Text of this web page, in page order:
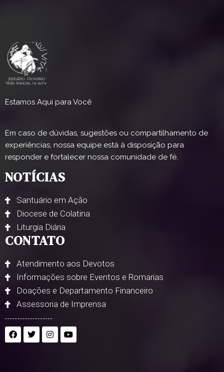
Estamos Aqui para Você
Em caso de dúvidas, sugestões ou compartilhamento de
experiências, nossa equipe está à disposição para
responder e fortalecer nossa comunidade de fé.
NOTÍCIAS
Santuário em Ação
Diocese de Colatina
Liturgia Diária
CONTATO
Atendimento aos Devotos
Informações sobre Eventos e Romarias
Doações e Departamento Financeiro
Assessoria de Imprensa